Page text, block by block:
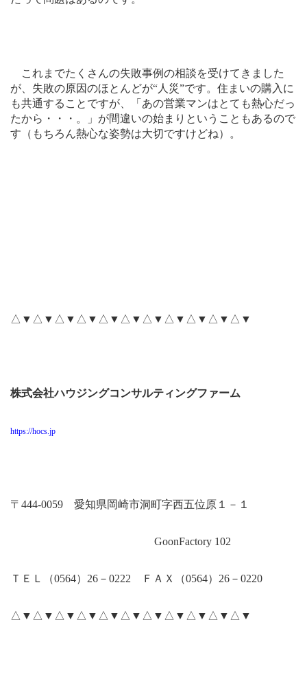
これまでたくさんの失敗事例の相談を受けてきました
が、失敗の原因のほとんどが“人災”です。住まいの購入に
も共通することですが、「あの営業マンはとても熱心だっ
たから・・・。」が間違いの始まりということもあるので
す（もちろん熱心な姿勢は大切ですけどね）。
△▼△▼△▼△▼△▼△▼△▼△▼△▼△▼△▼
株式会社ハウジングコンサルティングファーム
https://hocs.jp
〒 444-0059 愛知県岡崎市洞町字西五位原１－１
GoonFactory 102
ＴＥＬ（0564） 26 － 0222 ＦＡＸ（0564） 26 － 0220
△▼△▼△▼△▼△▼△▼△▼△▼△▼△▼△▼